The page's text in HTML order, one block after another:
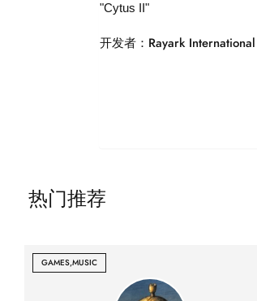
"Cytus II"
开发者：Rayark
热门推荐
GAMES,MUSIC